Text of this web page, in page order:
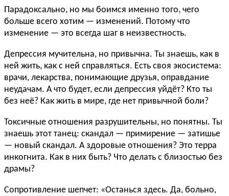
Парадоксально, но мы боимся именно того, чего
больше всего хотим — изменений. Потому что
изменение — это всегда шаг в неизвестность.
Депрессия мучительна, но привычна. Ты знаешь, как в
ней жить, как с ней справляться. Есть своя экосистема:
врачи, лекарства, понимающие друзья, оправдание
неудачам. А что будет, если депрессия уйдёт? Кто ты
без неё? Как жить в мире, где нет привычной боли?
Токсичные отношения разрушительны, но понятны. Ты
знаешь этот танец: скандал — примирение — затишье
— новый скандал. А здоровые отношения? Это терра
инкогнита. Как в них быть? Что делать с близостью без
драмы?
Сопротивление шепчет: «Останься здесь. Да, больно,